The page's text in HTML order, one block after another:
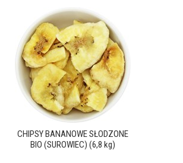
CHIPSY BANANOWE SŁODZONE
BIO (SUROWIEC) (6,8 kg)